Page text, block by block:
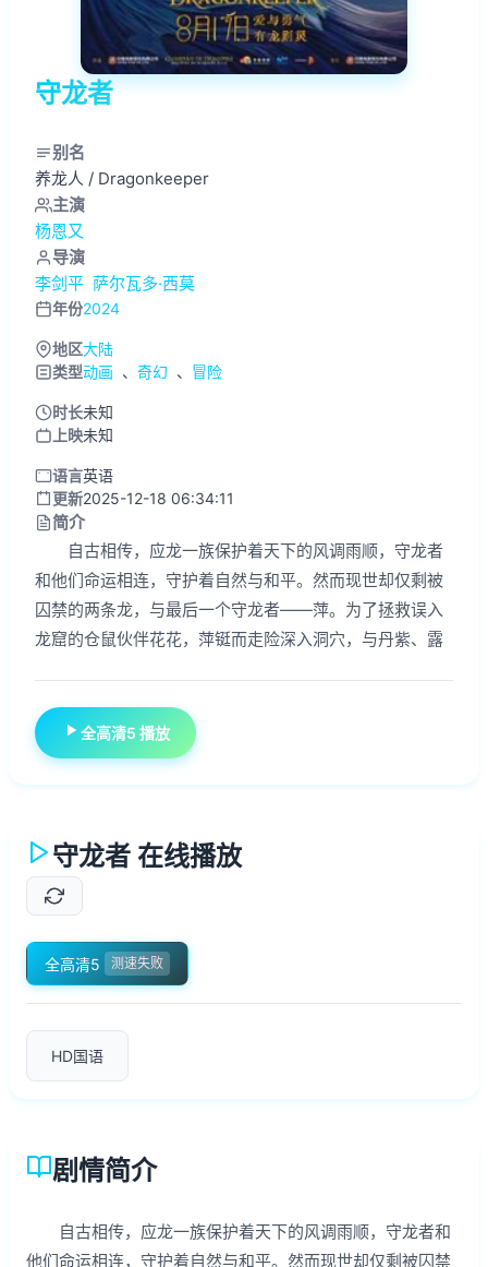
守龙者
别名
养龙人 / Dragonkeeper
主演
杨恩又
导演
李剑平 萨尔瓦多·西莫
年份2024
地区大陆
类型动画 、 奇幻 、 冒险
时长未知
上映未知
语言英语
更新2025-12-18 06:34:11
简介
自古相传，应龙一族保护着天下的风调雨顺，守龙者
和他们命运相连，守护着自然与和平。然而现世却仅剩被
囚禁的两条龙，与最后一个守龙者——萍。为了拯救误入
龙窟的仓鼠伙伴花花，萍铤而走险深入洞穴，与丹紫、露
全高清5 播放
守龙者 在线播放
全高清5 测速失败
HD国语
剧情简介
自古相传，应龙一族保护着天下的风调雨顺，守龙者和
他们命运相连，守护着自然与和平。然而现世却仅剩被囚禁